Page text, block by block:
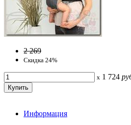
2 269
Скидка 24%
x 1 724
Информация